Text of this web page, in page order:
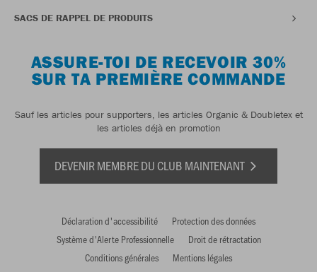
SACS DE RAPPEL DE PRODUITS
ASSURE-TOI DE RECEVOIR 30%
SUR TA PREMIÈRE COMMANDE
Sauf les articles pour supporters, les articles Organic & Doubletex et
les articles déjà en promotion
DEVENIR MEMBRE DU CLUB MAINTENANT
Déclaration d'accessibilité
Protection des données
Système d'Alerte Professionnelle
Droit de rétractation
Conditions générales
Mentions légales